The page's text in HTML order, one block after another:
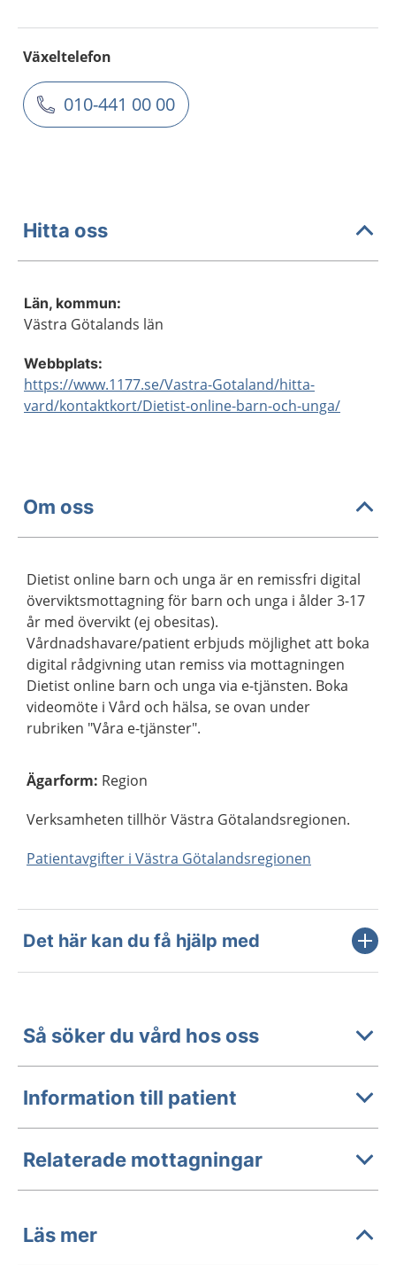
Växeltelefon
010-441 00 00
Hitta oss
Län, kommun:
Västra Götalands län
Webbplats:
https://www.1177.se/Vastra-Gotaland/hitta-
vard/kontaktkort/Dietist-online-barn-och-unga/
Om oss
Dietist online barn och unga är en remissfri digital
överviktsmottagning för barn och unga i ålder 3-17
år med övervikt (ej obesitas).
Vårdnadshavare/patient erbjuds möjlighet att boka
digital rådgivning utan remiss via mottagningen
Dietist online barn och unga via e-tjänsten. Boka
videomöte i Vård och hälsa, se ovan under
rubriken "Våra e-tjänster".
Ägarform: Region
Verksamheten tillhör Västra Götalandsregionen.
Patientavgifter i Västra Götalandsregionen
Det här kan du få hjälp med
Så söker du vård hos oss
Information till patient
Relaterade mottagningar
Läs mer